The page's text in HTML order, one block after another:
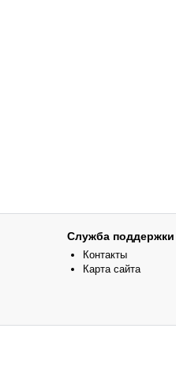
Служба поддержки
Контакты
Карта сайта